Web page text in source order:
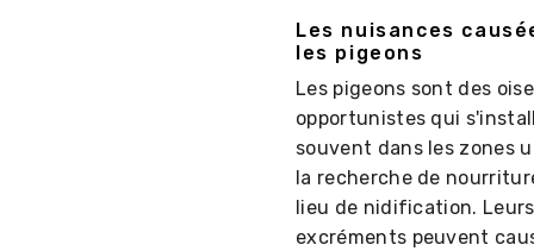
Les nuisances
les pigeons
Les pigeons sont des
opportunistes qui
souvent dans les zones
la recherche de
lieu de nidification. Leurs
excréments peuvent